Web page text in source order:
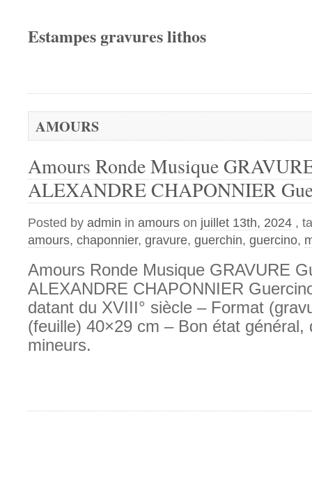
Estampes gravures lithos
AMOURS
Amours Ronde Musique
ALEXANDRE CHAPONNIER
Posted by admin in amours on juillet 13th, 2024 ,
amours, chaponnier, gravure, guerchin, guercino,
Amours Ronde Musique GRAVURE
ALEXANDRE CHAPONNIER
datant du XVIII° siècle – Format
(feuille) 40×29 cm – Bon état général,
mineurs.